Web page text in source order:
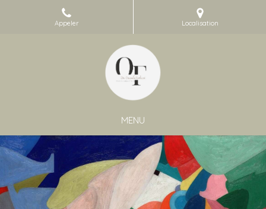
Appeler Localisation
MENU